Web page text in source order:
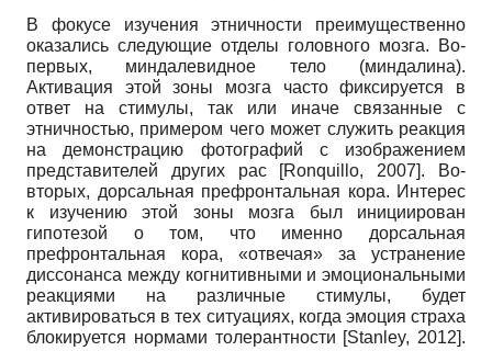
В фокусе изучения этничности преимущественно
оказались следующие отделы головного мозга. Во-
первых, миндалевидное тело (миндалина).
Активация этой зоны мозга часто фиксируется в
ответ на стимулы, так или иначе связанные с
этничностью, примером чего может служить реакция
на демонстрацию фотографий с изображением
представителей других рас [Ronquillo, 2007]. Во-
вторых, дорсальная префронтальная кора. Интерес
к изучению этой зоны мозга был инициирован
гипотезой о том, что именно дорсальная
префронтальная кора, «отвечая» за устранение
диссонанса между когнитивными и эмоциональными
реакциями на различные стимулы, будет
активироваться в тех ситуациях, когда эмоция страха
блокируется нормами толерантности [Stanley, 2012].